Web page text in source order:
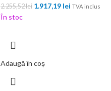
2.255,52lei 1.917,19 lei TVA inclus
În stoc
Adaugă în coș